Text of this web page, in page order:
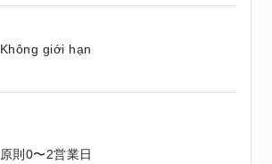
Không giới hạn
原則0〜2営業日